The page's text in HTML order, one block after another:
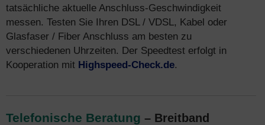
tatsächliche aktuelle Anschluss-Geschwindigkeit
messen. Testen Sie Ihren DSL / VDSL, Kabel oder
Glasfaser / Fiber Anschluss am besten zu
verschiedenen Uhrzeiten. Der Speedtest erfolgt in
Kooperation mit Highspeed-Check.de.
Telefonische Beratung – Breitband